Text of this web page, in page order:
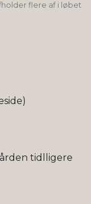
flere af i løbet
tidlligere